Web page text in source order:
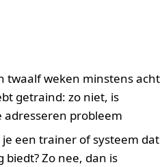
twaalf weken minstens acht
getraind: zo niet, is
probleem
een trainer of systeem dat
Zo nee, dan is